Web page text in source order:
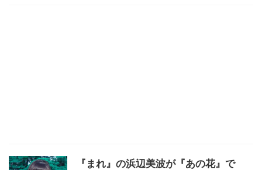
『まれ』の浜辺美波が『あの花』で